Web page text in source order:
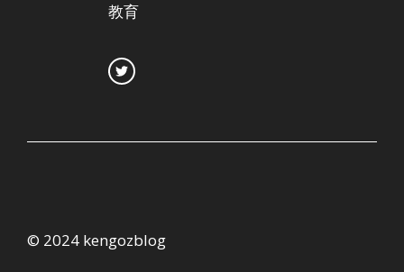
教育
© 2024 kengozblog